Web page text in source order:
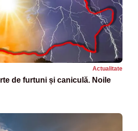
Actualitate
de furtuni și caniculă. Noile